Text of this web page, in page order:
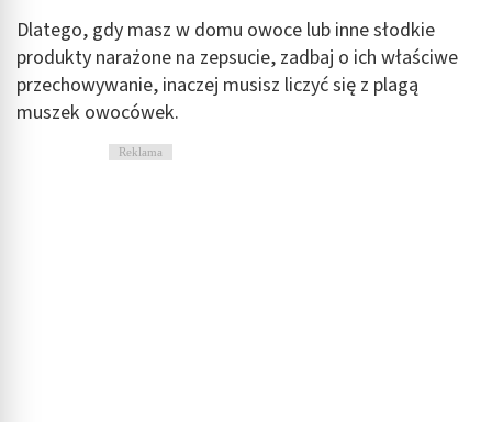
Dlatego, gdy masz w domu owoce lub inne słodkie
produkty narażone na zepsucie, zadbaj o ich właściwe
przechowywanie, inaczej musisz liczyć się z plagą
muszek owocówek.
Reklama